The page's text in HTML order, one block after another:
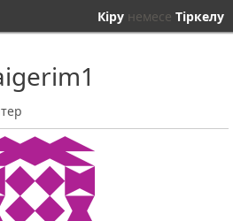
Кіру немесе Тіркелу